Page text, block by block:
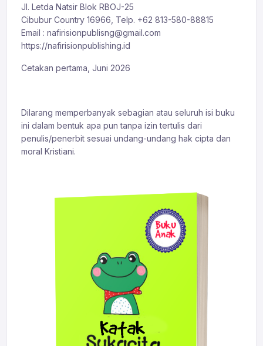
Jl. Letda Natsir Blok RBOJ-25
Cibubur Country 16966, Telp. +62 813-580-88815
Email : nafirisionpublisng@gmail.com
https://nafirisionpublishing.id
Cetakan pertama, Juni 2026
Dilarang memperbanyak sebagian atau seluruh isi buku
ini dalam bentuk apa pun tanpa izin tertulis dari
penulis/penerbit sesuai undang-undang hak cipta dan
moral Kristiani.